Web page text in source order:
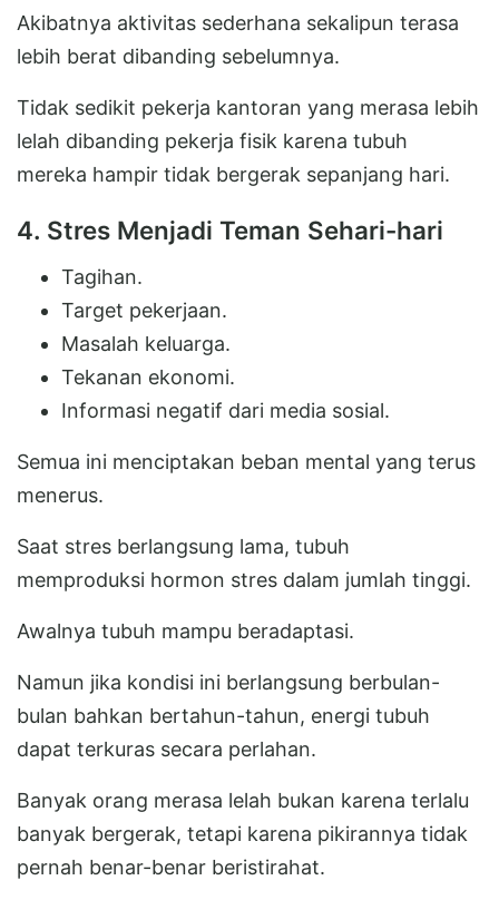
Akibatnya aktivitas sederhana sekalipun terasa
lebih berat dibanding sebelumnya.
Tidak sedikit pekerja kantoran yang merasa lebih
lelah dibanding pekerja fisik karena tubuh
mereka hampir tidak bergerak sepanjang hari.
4. Stres Menjadi Teman Sehari-hari
Tagihan.
Target pekerjaan.
Masalah keluarga.
Tekanan ekonomi.
Informasi negatif dari media sosial.
Semua ini menciptakan beban mental yang terus
menerus.
Saat stres berlangsung lama, tubuh
memproduksi hormon stres dalam jumlah tinggi.
Awalnya tubuh mampu beradaptasi.
Namun jika kondisi ini berlangsung berbulan-
bulan bahkan bertahun-tahun, energi tubuh
dapat terkuras secara perlahan.
Banyak orang merasa lelah bukan karena terlalu
banyak bergerak, tetapi karena pikirannya tidak
pernah benar-benar beristirahat.